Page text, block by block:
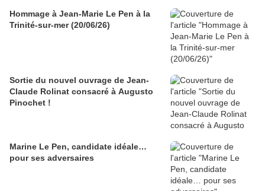
Hommage à Jean-Marie Le Pen à la
Trinité-sur-mer (20/06/26)
Sortie du nouvel ouvrage de Jean-
Claude Rolinat consacré à Augusto
Pinochet !
Marine Le Pen, candidate idéale…
pour ses adversaires